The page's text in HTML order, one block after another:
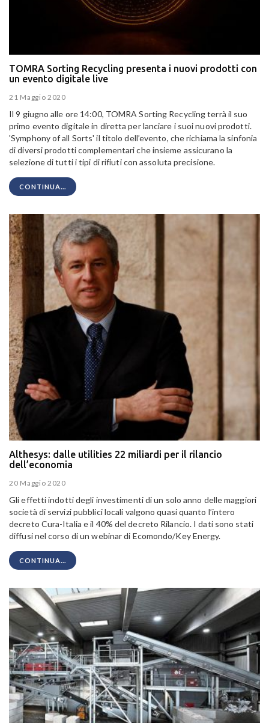
TOMRA Sorting Recycling presenta i nuovi prodotti con
un evento digitale live
21 Maggio 2020
Il 9 giugno alle ore 14:00, TOMRA Sorting Recycling terrà il suo
primo evento digitale in diretta per lanciare i suoi nuovi prodotti.
'Symphony of all Sorts' il titolo dell’evento, che richiama la sinfonia
di diversi prodotti complementari che insieme assicurano la
selezione di tutti i tipi di rifiuti con assoluta precisione.
CONTINUA...
Althesys: dalle utilities 22 miliardi per il rilancio
dell’economia
20 Maggio 2020
Gli effetti indotti degli investimenti di un solo anno delle maggiori
società di servizi pubblici locali valgono quasi quanto l’intero
decreto Cura-Italia e il 40% del decreto Rilancio. I dati sono stati
diffusi nel corso di un webinar di Ecomondo/Key Energy.
CONTINUA...